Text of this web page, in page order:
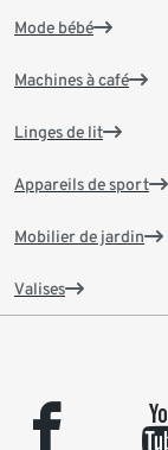
Mode bébé
Machines à café
Linges de lit
Appareils de sport
Mobilier de jardin
Valises
facebook